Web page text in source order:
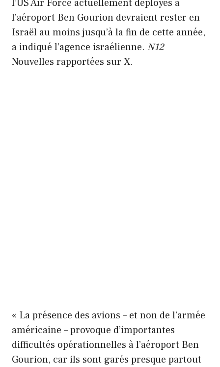
l’US Air Force actuellement déployés à
l’aéroport Ben Gourion devraient rester en
Israël au moins jusqu’à la fin de cette année,
a indiqué l’agence israélienne. N12
Nouvelles rapportées sur X.
« La présence des avions – et non de l’armée
américaine – provoque d’importantes
difficultés opérationnelles à l’aéroport Ben
Gourion, car ils sont garés presque partout